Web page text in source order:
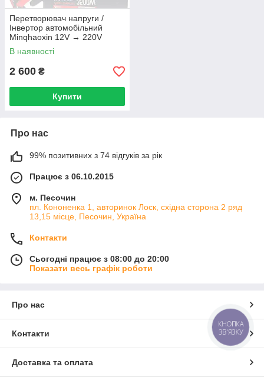
Перетворювач напруги /
Інвертор автомобільний
Minqhaoxin 12V → 220V
3500W, чистий синус 900W
В наявності
2 600 ₴
Купити
Про нас
99% позитивних з 74 відгуків за рік
Працює з 06.10.2015
м. Песочин
пл. Кононенка 1, авторинок Лоск, східна сторона 2 ряд
13,15 місце, Песочин, Україна
Контакти
Сьогодні працює з 08:00 до 20:00
Показати весь графік роботи
Про нас
Контакти
Доставка та оплата
КНОПКА
ЗВ'ЯЗКУ